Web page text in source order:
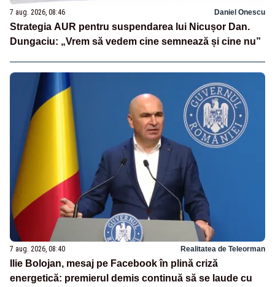
7 aug. 2026, 08:46 Daniel Onescu
Strategia AUR pentru suspendarea lui Nicușor Dan.
Dungaciu: „Vrem să vedem cine semnează și cine nu”
7 aug. 2026, 08:40 Realitatea de Teleorman
Ilie Bolojan, mesaj pe Facebook în plină criză
energetică: premierul demis continuă să se laude cu